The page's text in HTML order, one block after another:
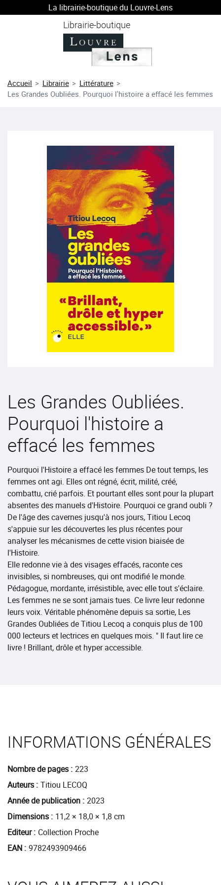
La librairie-boutique du Louvre-Lens
Librairie-boutique
Accueil Librairie
Littérature
Les Grandes Oubliées. Pourquoi l'histoire a effacé les femmes
Les Grandes Oubliées.
Pourquoi l'histoire a
effacé les femmes
Pourquoi l'Histoire a effacé les femmes De tout temps, les
femmes ont agi. Elles ont régné, écrit, milité, créé,
combattu, crié parfois. Et pourtant elles sont pour la plupart
absentes des manuels d'Histoire. Pourquoi ce grand oubli ?
De l'âge des cavernes jusqu'à nos jours, Titiou Lecoq
s'appuie sur les découvertes les plus récentes pour
analyser les mécanismes de cette vision biaisée de
l'Histoire.
Elle redonne vie à des visages effacés, raconte ces
invisibles, si nombreuses, qui ont modifié le monde.
Pédagogue, mordante, irrésistible, avec elle tout s'éclaire.
Les femmes ne se sont jamais tues. Ce livre leur redonne
leurs voix. Véritable phénomène depuis sa sortie, Les
Grandes Oubliées de Titiou Lecoq a conquis plus de 100
000 lecteurs et lectrices en quelques mois. " Il faut lire ce
livre ! Brillant, drôle et hyper accessible.
INFORMATIONS GÉNÉRALES
Nombre de pages 223
Auteurs Titiou LECOQ
Année de publication 2023
Dimensions
11,2 × 18,0 × 1,8 cm
Editeur
Collection Proche
EAN 9782493909466